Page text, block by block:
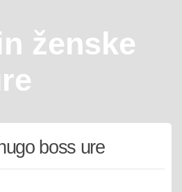
ženske
hugo boss ure